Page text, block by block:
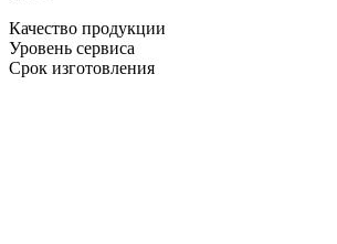
Качество продукции
Уровень сервиса
Срок изготовления